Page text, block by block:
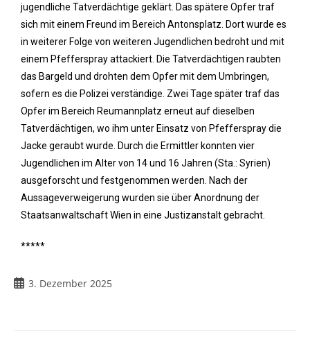
jugendliche Tatverdächtige geklärt. Das spätere Opfer traf
sich mit einem Freund im Bereich Antonsplatz. Dort wurde es
in weiterer Folge von weiteren Jugendlichen bedroht und mit
einem Pfefferspray attackiert. Die Tatverdächtigen raubten
das Bargeld und drohten dem Opfer mit dem Umbringen,
sofern es die Polizei verständige. Zwei Tage später traf das
Opfer im Bereich Reumannplatz erneut auf dieselben
Tatverdächtigen, wo ihm unter Einsatz von Pfefferspray die
Jacke geraubt wurde. Durch die Ermittler konnten vier
Jugendlichen im Alter von 14 und 16 Jahren (Sta.: Syrien)
ausgeforscht und festgenommen werden. Nach der
Aussageverweigerung wurden sie über Anordnung der
Staatsanwaltschaft Wien in eine Justizanstalt gebracht.
*****
3. Dezember 2025